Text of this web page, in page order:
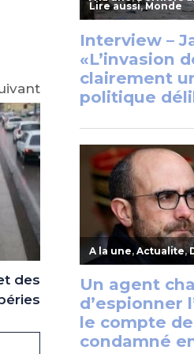
des